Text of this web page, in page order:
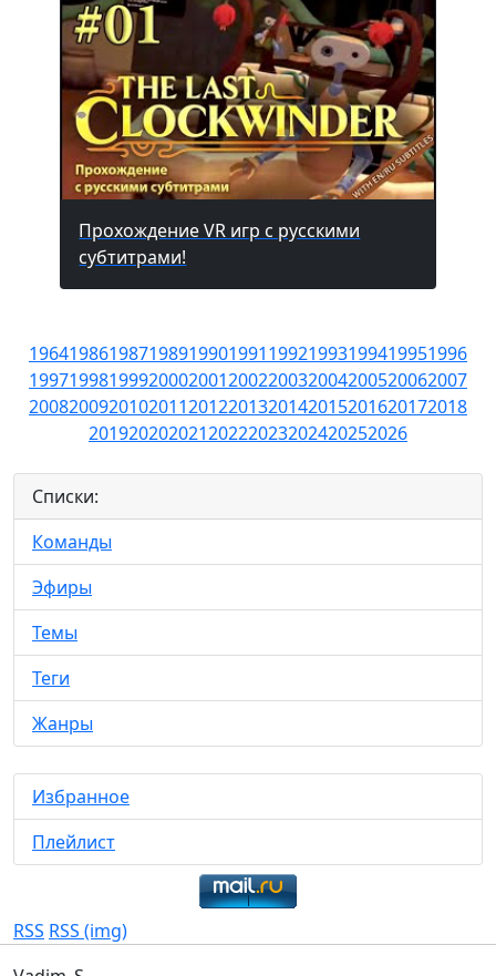
Прохождение VR игр с русскими
субтитрами!
19641986198719891990199119921993199419951996
19971998199920002001200220032004200520062007
20082009201020112012201320142015201620172018
20192020202120222023202420252026
Списки:
Команды
Эфиры
Темы
Теги
Жанры
Избранное
Плейлист
RSS RSS (img)